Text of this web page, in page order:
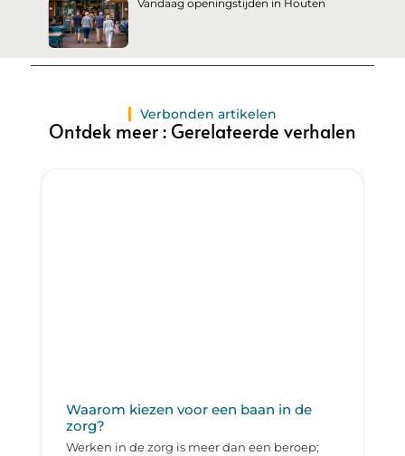
Vandaag openingstijden in Houten
Verbonden artikelen
Ontdek meer : Gerelateerde verhalen
Waarom kiezen voor een baan in de
zorg?
Werken in de zorg is meer dan een beroep;